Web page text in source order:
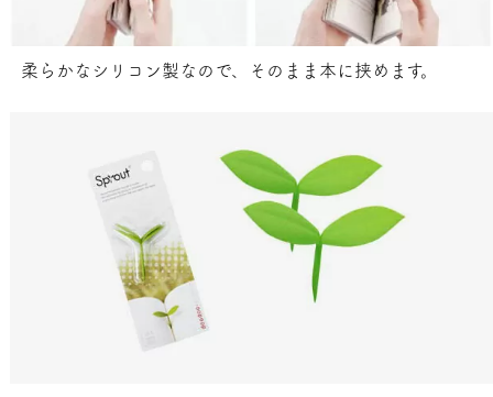
柔らかなシリコン製なので、そのまま本に挟めます。